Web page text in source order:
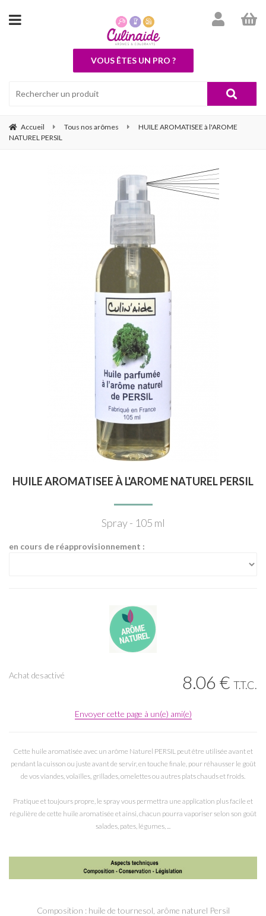
VOUS ÊTES UN PRO ?
Accueil Tous nos arômes
HUILE AROMATISEE à l'AROME
NATUREL PERSIL
HUILE AROMATISEE À L'AROME NATUREL PERSIL
Spray - 105 ml
en cours de réapprovisionnement :
8.06€ T.T.C.
Achat desactivé
Envoyer cette page à un(e) ami(e)
Cette huile aromatisée avec un arôme Naturel PERSIL peut être utilisée avant et
pendant la cuisson ou juste avant de servir, en touche finale, pour réhausser le goût
de vos viandes, volailles, grillades, omelettes ou autres plats chauds et froids.
Pratique et toujours propre, le spray vous permettra une application plus facile et
régulière de cette huile aromatisée et ainsi, chacun pourra vaporiser selon son goût
salades, pates, légumes, ...
Composition : huile de tournesol, arôme naturel Persil